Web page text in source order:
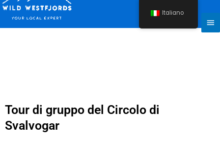
Vai
contenuto
Tour di gruppo del Circolo di
Svalvogar
Italiano